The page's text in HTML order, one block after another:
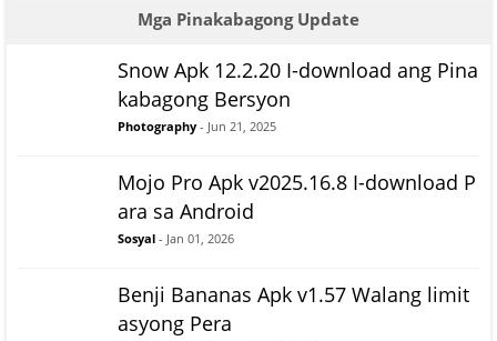
Mga Pinakabagong Update
Snow Apk 12.2.20 I-download ang Pina
kabagong Bersyon
Photography - Jun 21, 2025
Mojo Pro Apk v2025.16.8 I-download P
ara sa Android
Sosyal - Jan 01, 2026
Benji Bananas Apk v1.57 Walang limit
asyong Pera